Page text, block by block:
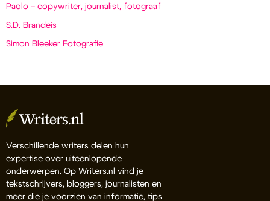
Paolo – copywriter, journalist, fotograaf
S.D. Brandeis
Simon Bleeker Fotografie
Verschillende writers delen hun
expertise over uiteenlopende
onderwerpen. Op Writers.nl vind je
tekstschrijvers, bloggers, journalisten en
meer die je voorzien van informatie, tips